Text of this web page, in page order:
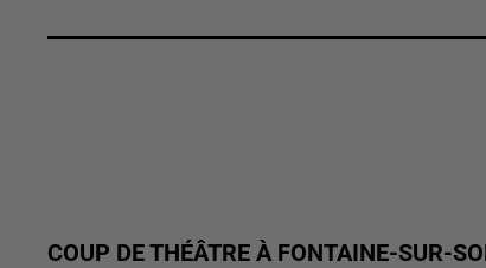
COUP DE THÉÂTRE À FONTAINE-SUR-